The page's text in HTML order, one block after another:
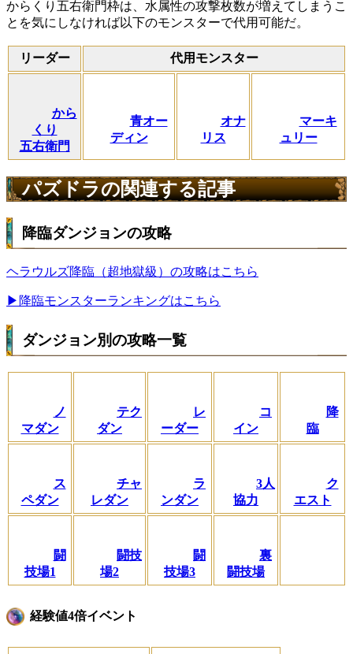
からくり五右衛門枠は、水属性の攻撃枚数が増えてしまうこ
とを気にしなければ以下のモンスターで代用可能だ。
リーダー 代用モンスター
から
くり
五右衛門
青オー
ディン
オナ
リス
マーキ
ュリー
パズドラの関連する記事
降臨ダンジョンの攻略
ヘラウルズ降臨（超地獄級）の攻略はこちら
▶降臨モンスターランキングはこちら
ダンジョン別の攻略一覧
ノ
マダン
テク
ダン
レ
ーダー
コ
イン
降
臨
ス
ペダン
チャ
レダン
ラ
ンダン
3人
協力
ク
エスト
闘
技場1
闘技
場2
闘
技場3
裏
闘技場
経験値4倍イベント